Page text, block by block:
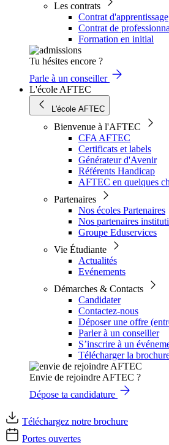
Les contrats
Contrat d'apprentissage
Contrat de
Formation en initial
Tu hésites encore ?
Parle à un conseiller
L'école AFTEC
L'école AFTEC
Bienvenue à l'AFTEC
CFA AFTEC
Certificats et labels
Générateur d'Avenir
Référents Handicap
AFTEC en quelques
Partenaires
Nos écoles Partenaires
Nos partenaires
Groupe Eduservices
Vie Étudiante
Actualités
Evénements
Démarches & Contacts
Candidater
Contactez-nous
Déposer une offre
Parler à un conseiller
S’inscrire à un
Télécharger la
Envie de rejoindre AFTEC ?
Dépose ta candidature
Téléchargez notre brochure
Portes ouvertes